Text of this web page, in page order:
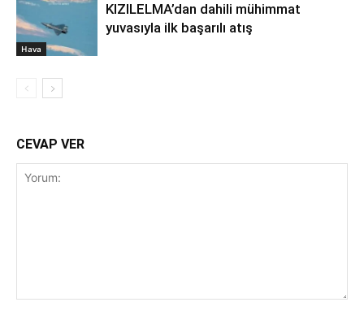
Hava
KIZILELMA’dan dahili mühimmat
yuvasıyla ilk başarılı atış
CEVAP VER